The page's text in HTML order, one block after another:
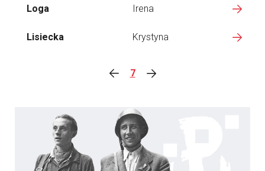
Loga Irena
Lisiecka Krystyna
7